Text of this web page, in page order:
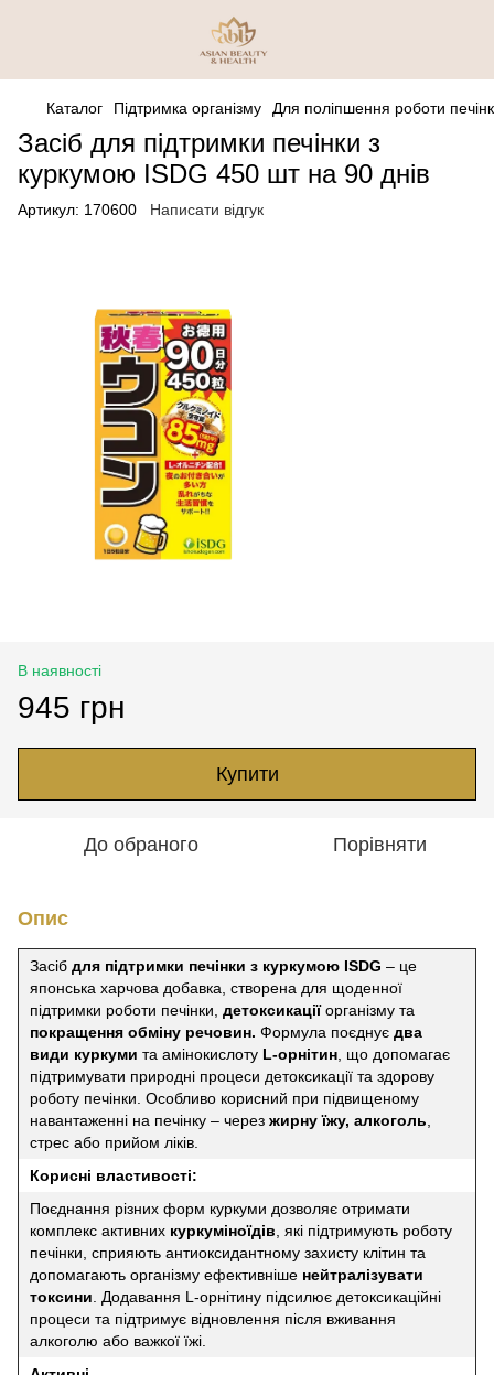
Каталог Підтримка організму Для поліпшення роботи
Засіб для підтримки печінки з
куркумою ISDG 450 шт на 90 днів
Артикул: 170600 Написати відгук
В наявності
945 грн
Купити
До обраного Порівняти
Опис
Засіб для підтримки печінки з куркумою ISDG – це
японська харчова добавка, створена для щоденної
підтримки роботи печінки, детоксикаціїорганізму та
покращення обміну речовин. Формула поєднує два
види куркуми та амінокислоту L-орнітин , що допомагає
підтримувати природні процеси детоксикації та здорову
роботу печінки. Особливо корисний при підвищеному
навантаженні на печінку – через жирну їжу, алкоголь
стрес або прийом ліків.
Корисні властивості:
Поєднання різних форм куркуми дозволяє отримати
комплекс активних куркуміноїдів , які підтримують роботу
печінки, сприяють антиоксидантному захисту клітин та
допомагають організму ефективніше нейтралізувати
токсини . Додавання L-орнітину підсилює детоксикаційні
процеси та підтримує відновлення після вживання
алкоголю або важкої їжі.